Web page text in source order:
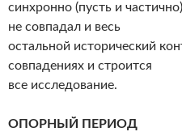
синхронно (пусть и
не совпадал и весь
остальной исторический
совпадениях и строится
все исследование.
ОПОРНЫЙ ПЕРИОД